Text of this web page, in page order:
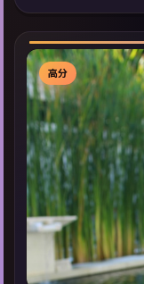
展检索同类型高分
高分